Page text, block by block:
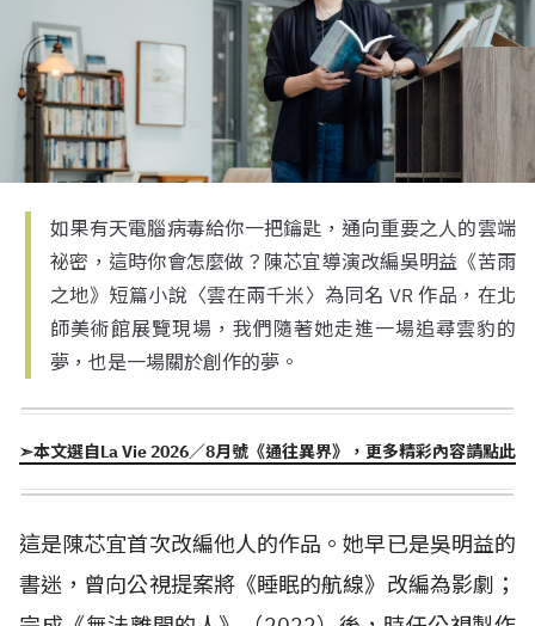
如果有天電腦病毒給你一把鑰匙，通向重要之人的雲端
祕密，這時你會怎麼做？陳芯宜導演改編吳明益《苦雨
之地》短篇小說〈雲在兩千米〉為同名 VR 作品，在北
師美術館展覽現場，我們隨著她走進一場追尋雲豹的
夢，也是一場關於創作的夢。
➣本文選自La Vie 2026／8月號《通往異界》，更多精彩內容請點此
這是陳芯宜首次改編他人的作品。她早已是吳明益的
書迷，曾向公視提案將《睡眠的航線》改編為影劇；